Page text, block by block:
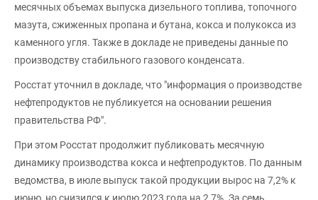
месячных объемах выпуска дизельного топлива, топочного
мазута, сжиженных пропана и бутана, кокса и полукокса из
каменного угля. Также в докладе не приведены данные по
производству стабильного газового конденсата.
Росстат уточнил в докладе, что "информация о производстве
нефтепродуктов не публикуется на основании решения
правительства РФ".
При этом Росстат продолжит публиковать месячную
динамику производства кокса и нефтепродуктов. По данным
ведомства, в июле выпуск такой продукции вырос на 7,2% к